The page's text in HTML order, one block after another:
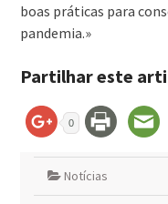
boas práticas para
pandemia.»
Partilhar este
0
Notícias